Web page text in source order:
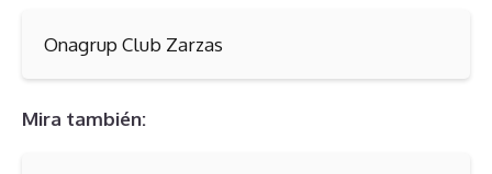
Onagrup Club Zarzas
Mira también: